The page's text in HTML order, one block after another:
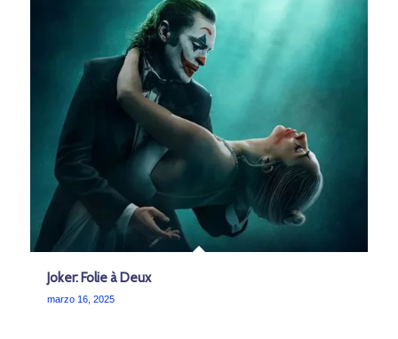
Joker: Folie à Deux
marzo 16, 2025